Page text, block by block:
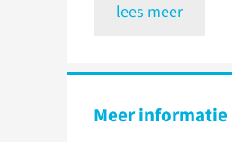
lees meer
Meer informatie